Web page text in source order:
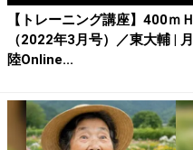
【トレーニング講座】400ｍＨ
（2022年3月号）／東大輔 | 月
陸Online...